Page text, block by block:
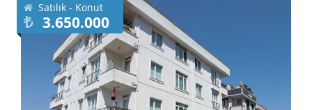
Satılık - Konut
3.650.000